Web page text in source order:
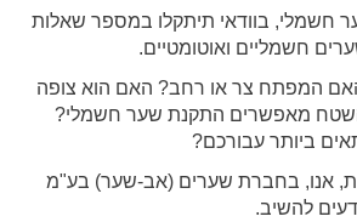
חשמלי, בוודאי תיתקלו במספר שאלות
חשמליים ואוטומטיים.
המפתח צר או רחב? האם הוא צופה
מאפשרים התקנת שער חשמלי?
ביותר עבורכם?
אנו, בחברת שערים (אב-שער) בע"מ
להשיב.